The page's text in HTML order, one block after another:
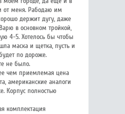
от меня. Рабодаю им
держит дугу, даже
Варю в основном тройкой,
4-5. Хотелось бы чтобы
маска и щетка, пусть и
по дороже.
не было.
чем приемлемая цена
американские аналоги
Корпус полностью
комплектация